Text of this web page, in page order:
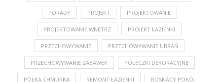
PORADY PROJEKT PROJEKTOWANIE
PROJEKTOWANIE WNĘTRZ PROJEKT ŁAZIENKI
PRZECHOWYWANIE PRZECHOWYWANIE UBRAŃ
PRZECHOWYWANIE ZABAWEK PÓŁECZKI DEKORACYJNE
PÓŁKA CHMURKA REMONT ŁAZIENKI ROSNĄCY POKÓJ